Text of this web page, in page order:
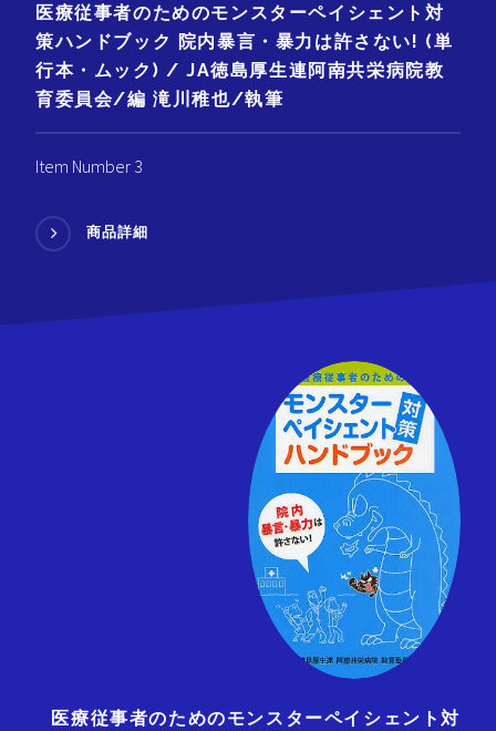
医療従事者のためのモンスターペイシェント対
策ハンドブック 院内暴言・暴力は許さない! (単
行本・ムック) / JA徳島厚生連阿南共栄病院教
育委員会/編 滝川稚也/執筆
Item Number 3
商品詳細
医療従事者のためのモンスターペイシェント対